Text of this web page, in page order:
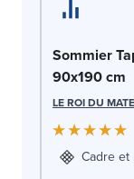
Sommier
90x190 cm
LE ROI DU
Cadre et